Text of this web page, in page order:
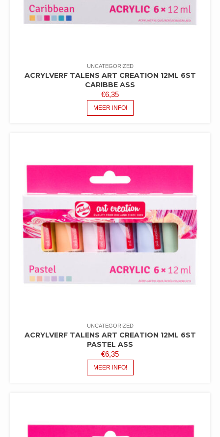
UNCATEGORIZED
ACRYLVERF TALENS ART CREATION 12ML 6ST
CARIBBE ASS
€6,35
MEER INFO!
UNCATEGORIZED
ACRYLVERF TALENS ART CREATION 12ML 6ST
PASTEL ASS
€6,35
MEER INFO!